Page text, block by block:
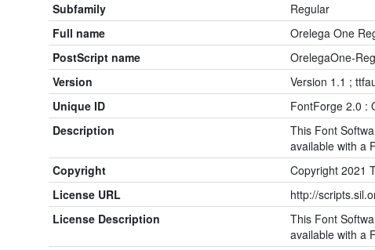
Subfamily
Regular
Full name
Orelega One
PostScript name
OrelegaOne-
Version
Version 1.1 ;
Unique ID
FontForge 2.0 :
Description
This Font
available with a
Copyright
Copyright 2021
License URL
http://
License Description
This Font
available with a